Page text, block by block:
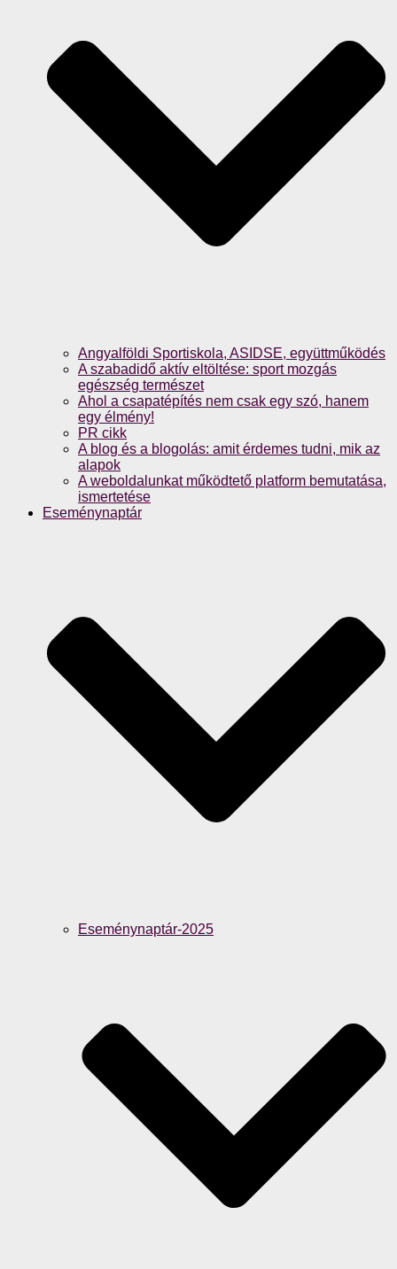
Angyalföldi Sportiskola, ASIDSE, együttműködés
A szabadidő aktív eltöltése: sport mozgás
egészség természet
Ahol a csapatépítés nem csak egy szó, hanem
egy élmény!
PR cikk
A blog és a blogolás: amit érdemes tudni, mik az
alapok
A weboldalunkat működtető platform bemutatása,
ismertetése
Eseménynaptár
Eseménynaptár-2025